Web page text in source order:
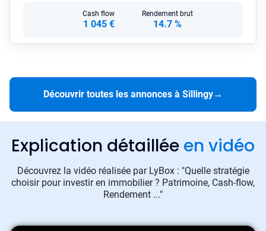
Cash flow
1 045 €
Rendement brut
14.7 %
Découvrir toutes les annonces à Sillingy→
Explication détaillée en vidéo
Découvrez la vidéo réalisée par LyBox : "Quelle stratégie
choisir pour investir en immobilier ? Patrimoine, Cash-flow,
Rendement ..."